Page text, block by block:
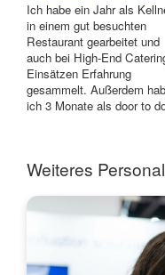
Ich habe ein Jahr als
in einem gut besuchten
Restaurant gearbeitet und
auch bei High-End
Einsätzen Erfahrung
gesammelt. Außerdem
ich 3 Monate als door to
Weiteres